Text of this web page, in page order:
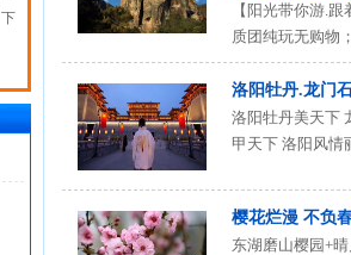
下
【阳光带你游.
质团纯玩无购物
洛阳牡丹.龙门
洛阳牡丹美天下
甲天下 洛阳风情
樱花烂漫 不负
东湖磨山樱园+